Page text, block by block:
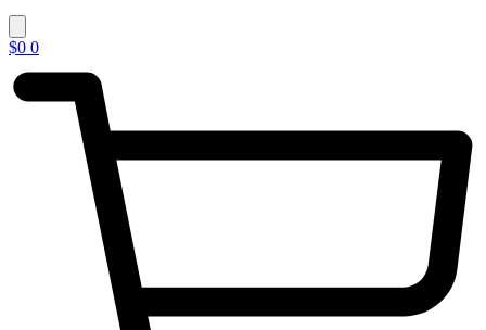
$0 0